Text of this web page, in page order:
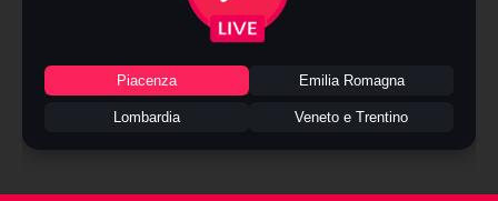
Piacenza Emilia Romagna
Lombardia Veneto e Trentino